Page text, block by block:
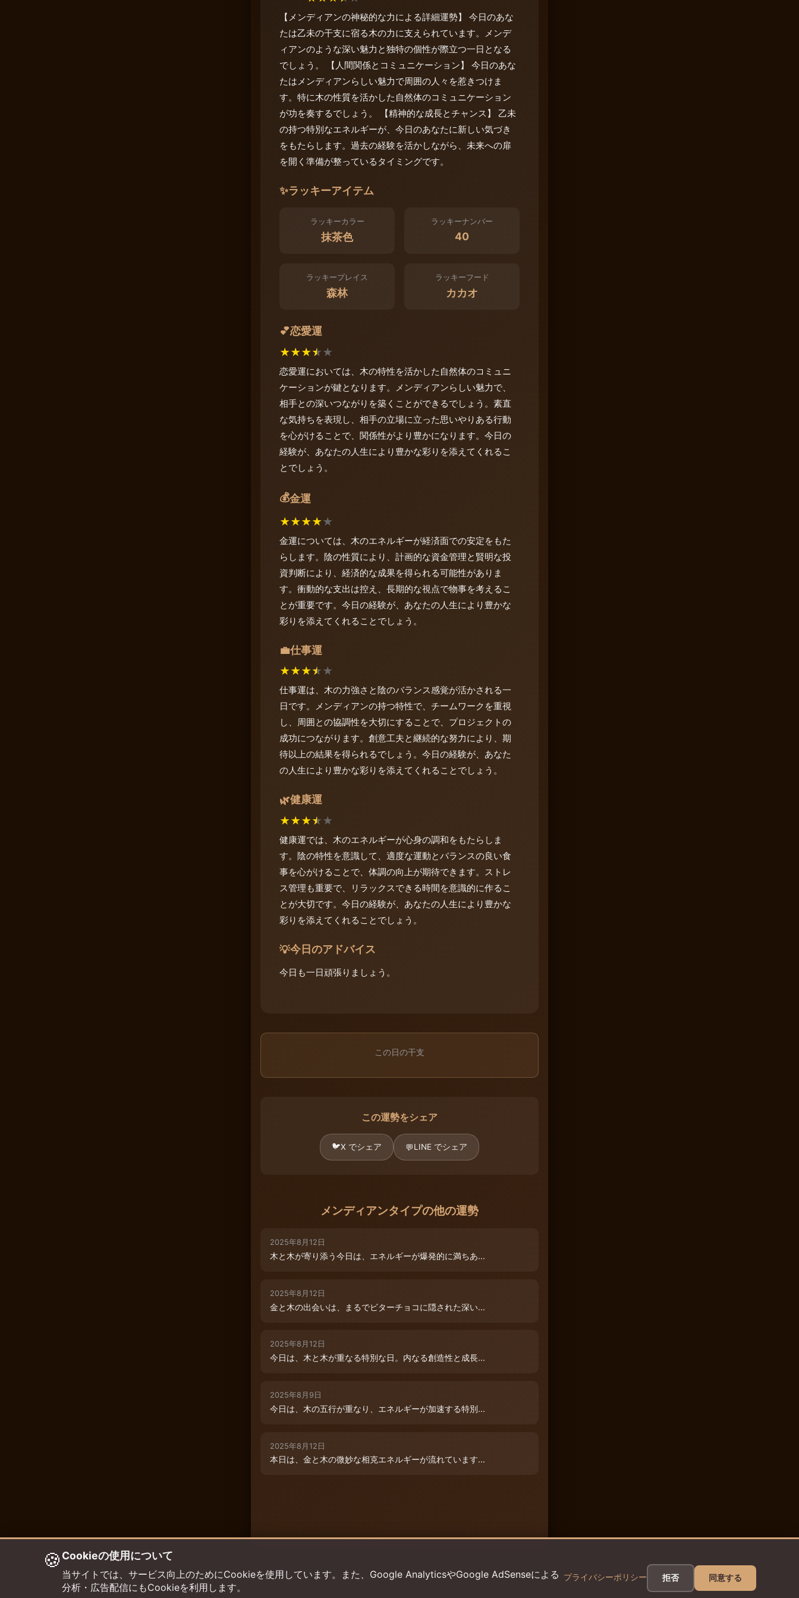
【メンディアンの神秘的な力による詳細運勢】 今日のあな
たは乙未の干支に宿る木の力に支えられています。メンデ
ィアンのような深い魅力と独特の個性が際立つ一日となる
でしょう。 【人間関係とコミュニケーション】 今日のあな
たはメンディアンらしい魅力で周囲の人々を惹きつけま
す。特に木の性質を活かした自然体のコミュニケーション
が功を奏するでしょう。 【精神的な成長とチャンス】 乙未
の持つ特別なエネルギーが、今日のあなたに新しい気づき
をもたらします。過去の経験を活かしながら、未来への扉
を開く準備が整っているタイミングです。
✨ラッキーアイテム
ラッキーカラー
抹茶色
ラッキーナンバー
40
ラッキープレイス
森林
ラッキーフード
カカオ
💕恋愛運
★★★★★
恋愛運においては、木の特性を活かした自然体のコミュニ
ケーションが鍵となります。メンディアンらしい魅力で、
相手との深いつながりを築くことができるでしょう。素直
な気持ちを表現し、相手の立場に立った思いやりある行動
を心がけることで、関係性がより豊かになります。今日の
経験が、あなたの人生により豊かな彩りを添えてくれるこ
とでしょう。
💰金運
★★★★★
金運については、木のエネルギーが経済面での安定をもた
らします。陰の性質により、計画的な資金管理と賢明な投
資判断により、経済的な成果を得られる可能性がありま
す。衝動的な支出は控え、長期的な視点で物事を考えるこ
とが重要です。今日の経験が、あなたの人生により豊かな
彩りを添えてくれることでしょう。
💼仕事運
★★★★★
仕事運は、木の力強さと陰のバランス感覚が活かされる一
日です。メンディアンの持つ特性で、チームワークを重視
し、周囲との協調性を大切にすることで、プロジェクトの
成功につながります。創意工夫と継続的な努力により、期
待以上の結果を得られるでしょう。今日の経験が、あなた
の人生により豊かな彩りを添えてくれることでしょう。
🌿健康運
★★★★★
健康運では、木のエネルギーが心身の調和をもたらしま
す。陰の特性を意識して、適度な運動とバランスの良い食
事を心がけることで、体調の向上が期待できます。ストレ
ス管理も重要で、リラックスできる時間を意識的に作るこ
とが大切です。今日の経験が、あなたの人生により豊かな
彩りを添えてくれることでしょう。
💡今日のアドバイス
今日も一日頑張りましょう。
この日の干支
この運勢をシェア
🐦X でシェア 💬LINE でシェア
メンディアンタイプの他の運勢
2025年8月12日
木と木が寄り添う今日は、エネルギーが爆発的に満ちあ...
2025年8月12日
金と木の出会いは、まるでビターチョコに隠された深い...
2025年8月12日
今日は、木と木が重なる特別な日。内なる創造性と成長...
2025年8月9日
今日は、木の五行が重なり、エネルギーが加速する特別...
2025年8月12日
本日は、金と木の微妙な相克エネルギーが流れています...
🍪 Cookieの使用について
当サイトでは、サービス向上のためにCookieを使用しています。また、Google AnalyticsやGoogle AdSenseによる
分析・広告配信にもCookieを利用します。
プライバシーポリシー 拒否 同意する